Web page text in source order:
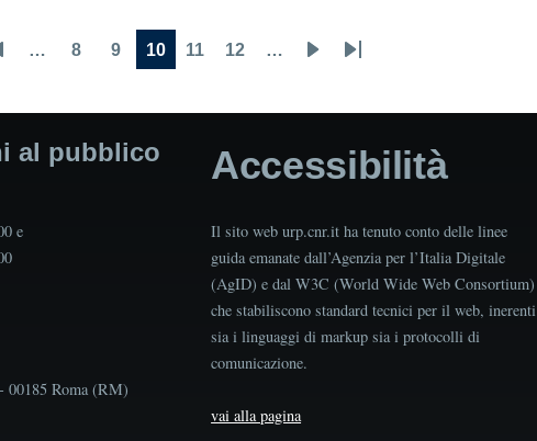
… 8 9 10 11 12 …
Last
al pubblico
e
00185 Roma (RM)
Accessibilità
Il sito web urp.cnr.it ha tenuto conto delle linee
guida emanate dall’Agenzia per l’Italia Digitale
(AgID) e dal W3C (World Wide Web Consortium)
che stabiliscono standard tecnici per il web, inerenti
sia i linguaggi di markup sia i protocolli di
comunicazione.
vai alla pagina